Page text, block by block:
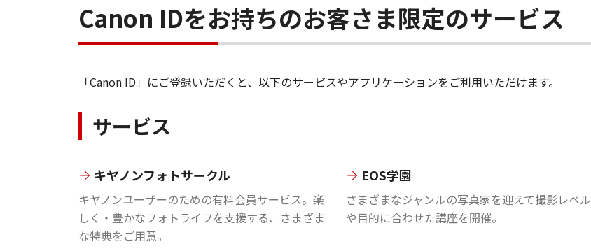
Canon IDをお持ちのお客さま限定のサービス
「Canon ID」にご登録いただくと、以下のサービスやアプリケーションをご利用いただけます。
サービス
キヤノンフォトサークル
キヤノンユーザーのための有料会員サービス。楽
しく・豊かなフォトライフを支援する、さまざま
な特典をご用意。
EOS学園
さまざまなジャンルの写真家を迎えて撮影レベル
や目的に合わせた講座を開催。